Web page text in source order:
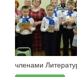
членами